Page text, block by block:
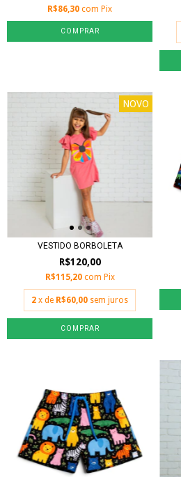
R$86,30 com Pix
COMPRAR
NOVO
VESTIDO BORBOLETA
R$120,00
R$115,20 com Pix
2 x de R$60,00 sem juros
COMPRAR